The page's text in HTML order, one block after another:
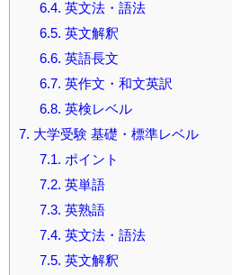
6.4. 英文法・語法
6.5. 英文解釈
6.6. 英語長文
6.7. 英作文・和文英訳
6.8. 英検レベル
7. 大学受験 基礎・標準レベル
7.1. ポイント
7.2. 英単語
7.3. 英熟語
7.4. 英文法・語法
7.5. 英文解釈